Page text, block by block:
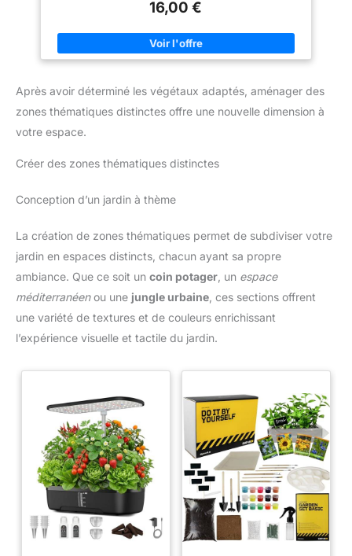
16,00 €
Après avoir déterminé les végétaux adaptés, aménager des
zones thématiques distinctes offre une nouvelle dimension à
votre espace.
Créer des zones thématiques distinctes
Conception d’un jardin à thème
La création de zones thématiques permet de subdiviser votre
jardin en espaces distincts, chacun ayant sa propre
ambiance. Que ce soit un coin potager , un espace
méditerranéenou une jungle urbaine , ces sections offrent
une variété de textures et de couleurs enrichissant
l’expérience visuelle et tactile du jardin.